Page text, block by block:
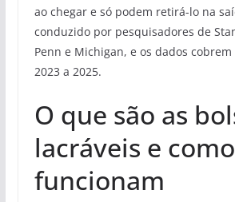
ao chegar e só podem retirá-lo na
conduzido por pesquisadores de
Penn e Michigan, e os dados
2023 a 2025.
O que são as
lacráveis e como
funcionam